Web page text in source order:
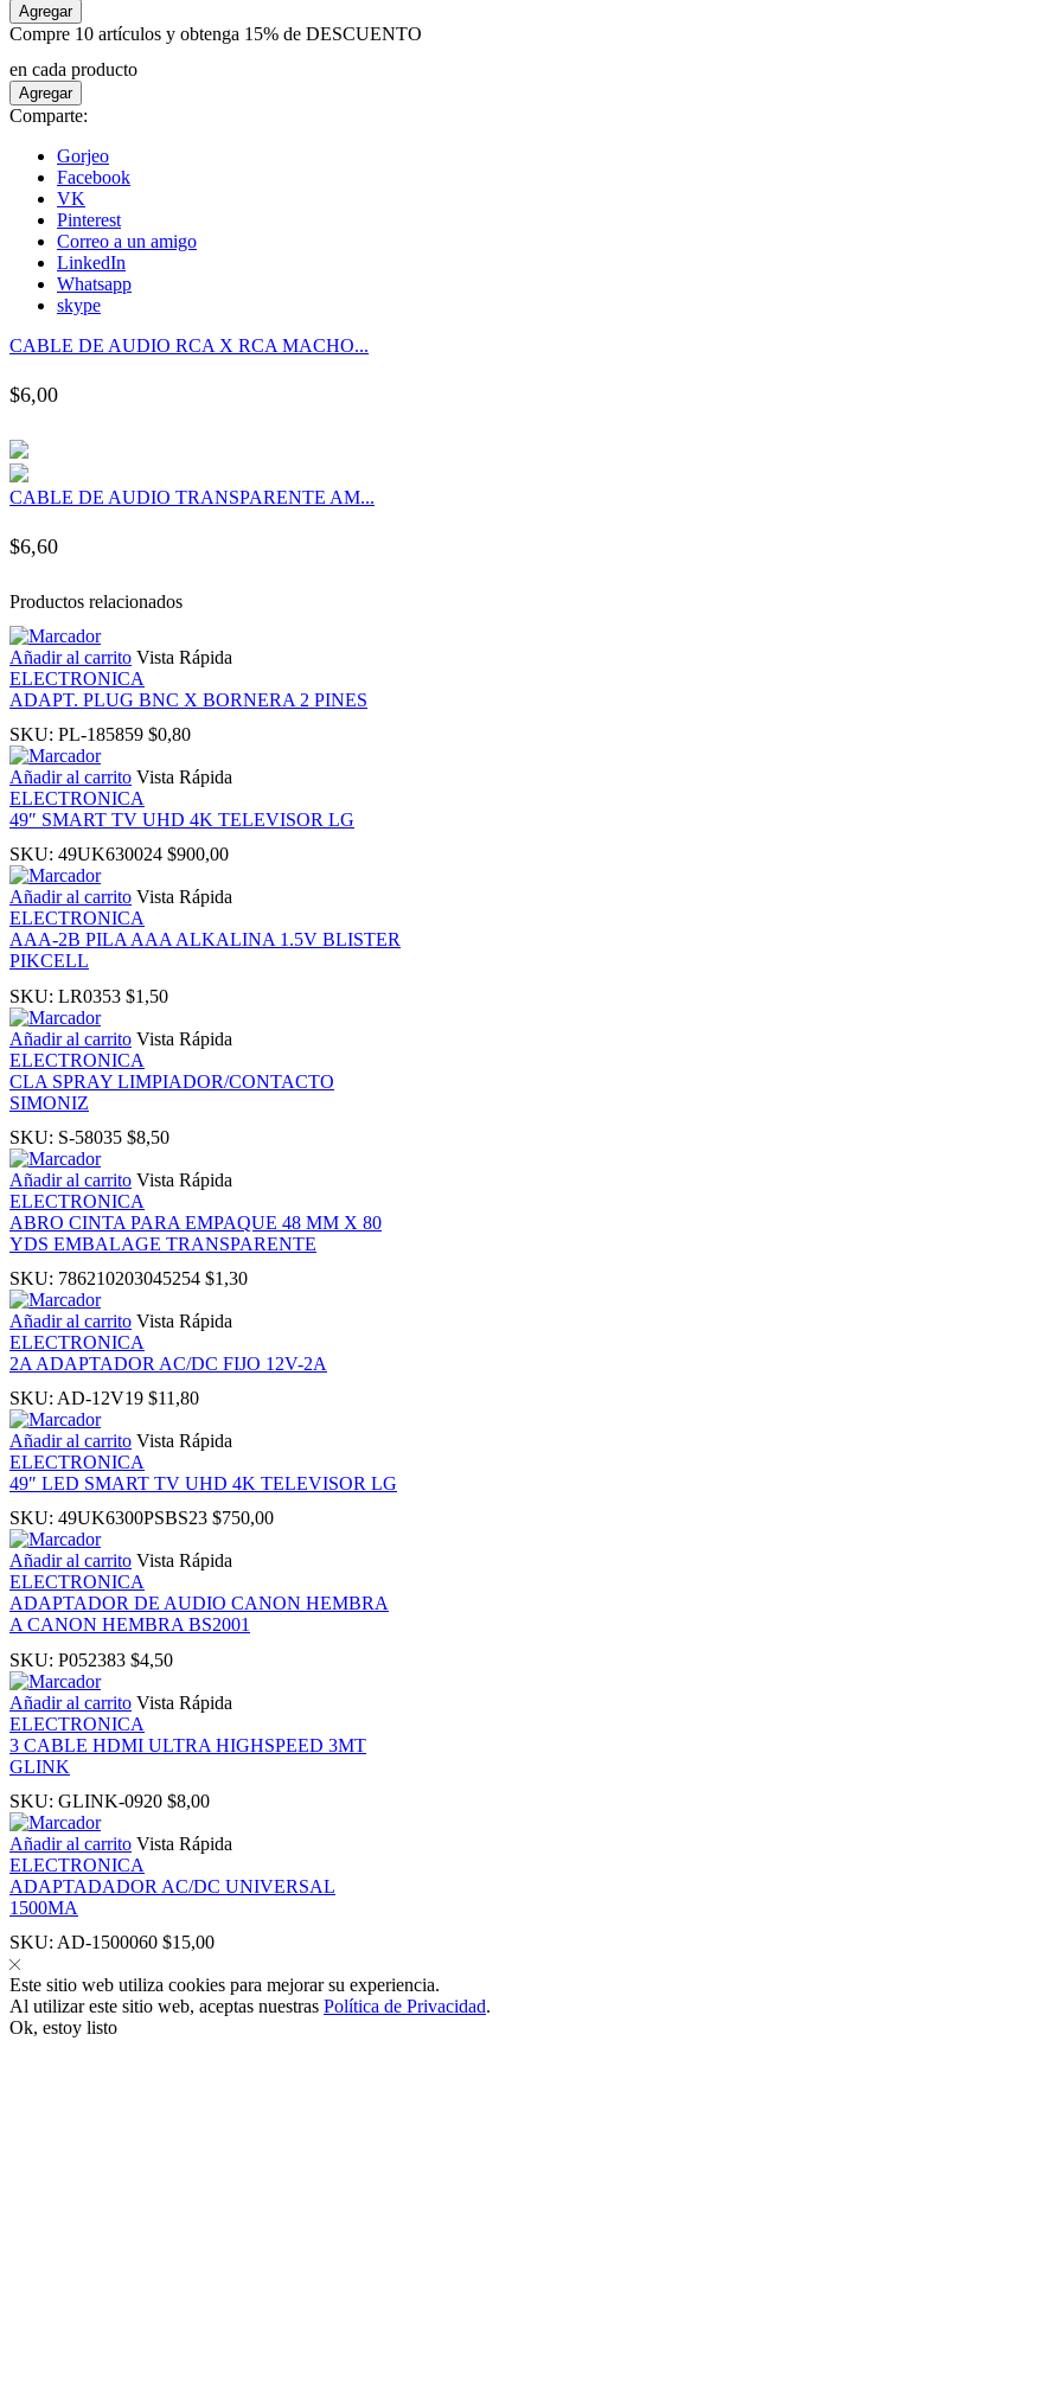
Agregar
Compre 10 artículos y obtenga 15% de DESCUENTO
en cada producto
Agregar
Comparte:
Gorjeo
Facebook
VK
Pinterest
Correo a un amigo
LinkedIn
Whatsapp
skype
CABLE DE AUDIO RCA X RCA MACHO...
$6,00
CABLE DE AUDIO TRANSPARENTE AM...
$6,60
Productos relacionados
Añadir al carrito Vista Rápida
ELECTRONICA
ADAPT. PLUG BNC X BORNERA 2 PINES
SKU: PL-185859 $0,80
Añadir al carrito Vista Rápida
ELECTRONICA
49″ SMART TV UHD 4K TELEVISOR LG
SKU: 49UK630024 $900,00
Añadir al carrito Vista Rápida
ELECTRONICA
AAA-2B PILA AAA ALKALINA 1.5V BLISTER
PIKCELL
SKU: LR0353 $1,50
Añadir al carrito Vista Rápida
ELECTRONICA
CLA SPRAY LIMPIADOR/CONTACTO
SIMONIZ
SKU: S-58035 $8,50
Añadir al carrito Vista Rápida
ELECTRONICA
ABRO CINTA PARA EMPAQUE 48 MM X 80
YDS EMBALAGE TRANSPARENTE
SKU: 786210203045254 $1,30
Añadir al carrito Vista Rápida
ELECTRONICA
2A ADAPTADOR AC/DC FIJO 12V-2A
SKU: AD-12V19 $11,80
Añadir al carrito Vista Rápida
ELECTRONICA
49″ LED SMART TV UHD 4K TELEVISOR LG
SKU: 49UK6300PSBS23 $750,00
Añadir al carrito Vista Rápida
ELECTRONICA
ADAPTADOR DE AUDIO CANON HEMBRA
A CANON HEMBRA BS2001
SKU: P052383 $4,50
Añadir al carrito Vista Rápida
ELECTRONICA
3 CABLE HDMI ULTRA HIGHSPEED 3MT
GLINK
SKU: GLINK-0920 $8,00
Añadir al carrito Vista Rápida
ELECTRONICA
ADAPTADADOR AC/DC UNIVERSAL
1500MA
SKU: AD-1500060 $15,00
Este sitio web utiliza cookies para mejorar su experiencia.
Al utilizar este sitio web, aceptas nuestras Política de Privacidad.
Ok, estoy listo